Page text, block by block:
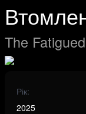
The Fatigued
Рік:
2025